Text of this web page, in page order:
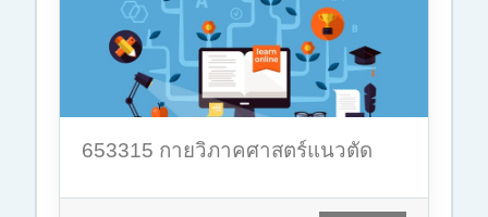
653315 กายวิภาคศาสตร์แนวตัด